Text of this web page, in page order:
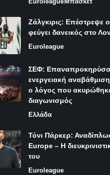
Ζάλγκιρις: Επέστρεψε
φεύγει δανεικός στο
Euroleague
ΣΕΦ:
ενεργειακή αναβάθμιση
ο λόγος που
διαγωνισμός
Ελλάδα
Τόνι Πάρκερ:
Europe – Η
του
Euroleague